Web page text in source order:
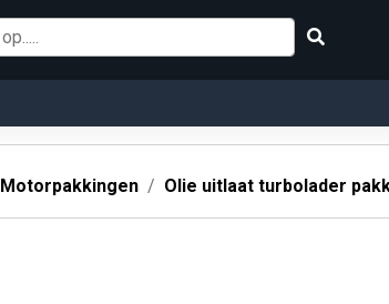
Motorpakkingen Olie uitlaat turbolader